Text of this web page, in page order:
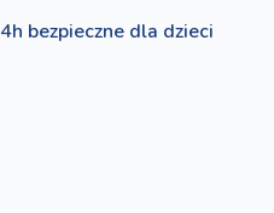
bezpieczne dla dzieci